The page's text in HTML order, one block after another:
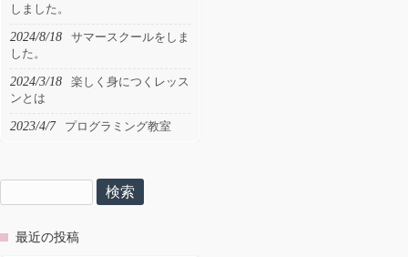
しました。
2024/8/18
サマースクールをしま
した。
2024/3/18
楽しく身につくレッス
ンとは
2023/4/7 プログラミング教室
索:
最近の投稿